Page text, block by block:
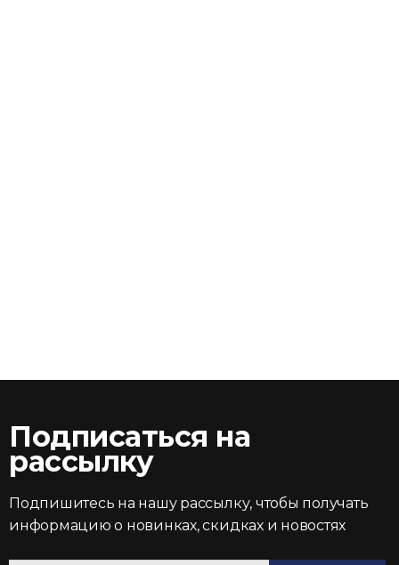
Подписаться на
рассылку
Подпишитесь на нашу рассылку, чтобы получать
информацию о новинках, скидках и новостях